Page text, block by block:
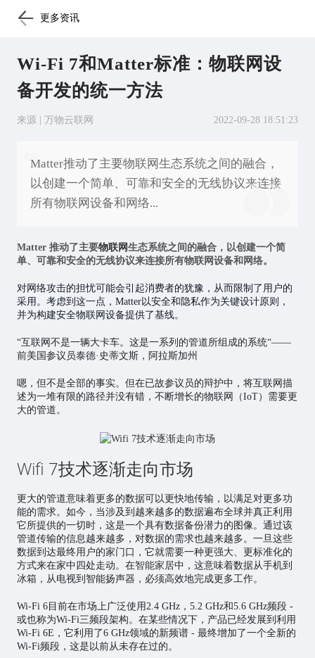
更多资讯
Wi-Fi 7和Matter标准：物联网设
备开发的统一方法
来源 | 万物云联网 2022-09-28 18:51:23
Matter推动了主要物联网生态系统之间的融合，
以创建一个简单、可靠和安全的无线协议来连接
所有物联网设备和网络...
Matter 推动了主要物联网生态系统之间的融合，以创建一个简
单、可靠和安全的无线协议来连接所有物联网设备和网络。
对网络攻击的担忧可能会引起消费者的犹豫，从而限制了用户的
采用。考虑到这一点，Matter以安全和隐私作为关键设计原则，
并为构建安全物联网设备提供了基线。
“互联网不是一辆大卡车。这是一系列的管道所组成的系统“——
前美国参议员泰德·史蒂文斯，阿拉斯加州
嗯，但不是全部的事实。但在已故参议员的辩护中，将互联网描
述为一堆有限的路径并没有错，不断增长的物联网（IoT）需要更
大的管道。
Wifi 7技术逐渐走向市场
更大的管道意味着更多的数据可以更快地传输，以满足对更多功
能的需求。如今，当涉及到越来越多的数据遍布全球并真正利用
它所提供的一切时，这是一个具有数据备份潜力的图像。通过该
管道传输的信息越来越多，对数据的需求也越来越多。一旦这些
数据到达最终用户的家门口，它就需要一种更强大、更标准化的
方式来在家中四处走动。在智能家居中，这意味着数据从手机到
冰箱，从电视到智能扬声器，必须高效地完成更多工作。
Wi-Fi 6目前在市场上广泛使用2.4 GHz，5.2 GHz和5.6 GHz频段 -
或也称为Wi-Fi三频段架构。在某些情况下，产品已经发展到利用
Wi-Fi 6E，它利用了6 GHz领域的新频谱 - 最终增加了一个全新的
Wi-Fi频段，这是以前从未存在过的。